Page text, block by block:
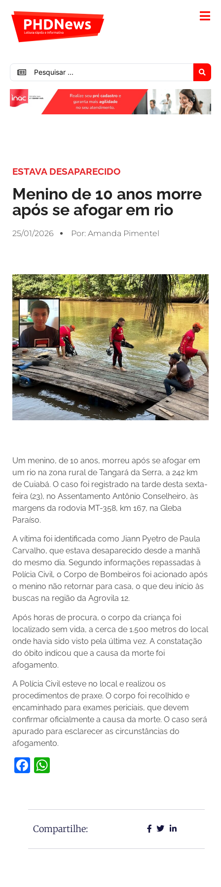
ESTAVA DESAPARECIDO
Menino de 10 anos morre
após se afogar em rio
25/01/2026 Por: Amanda Pimentel
Um menino, de 10 anos, morreu após se afogar em
um rio na zona rural de Tangará da Serra, a 242 km
de Cuiabá. O caso foi registrado na tarde desta sexta-
feira (23), no Assentamento Antônio Conselheiro, às
margens da rodovia MT-358, km 167, na Gleba
Paraíso.
A vítima foi identificada como Jiann Pyetro de Paula
Carvalho, que estava desaparecido desde a manhã
do mesmo dia. Segundo informações repassadas à
Polícia Civil, o Corpo de Bombeiros foi acionado após
o menino não retornar para casa, o que deu início às
buscas na região da Agrovila 12.
Após horas de procura, o corpo da criança foi
localizado sem vida, a cerca de 1.500 metros do local
onde havia sido visto pela última vez. A constatação
do óbito indicou que a causa da morte foi
afogamento.
A Polícia Civil esteve no local e realizou os
procedimentos de praxe. O corpo foi recolhido e
encaminhado para exames periciais, que devem
confirmar oficialmente a causa da morte. O caso será
apurado para esclarecer as circunstâncias do
afogamento.
Facebook
Compartilhe: